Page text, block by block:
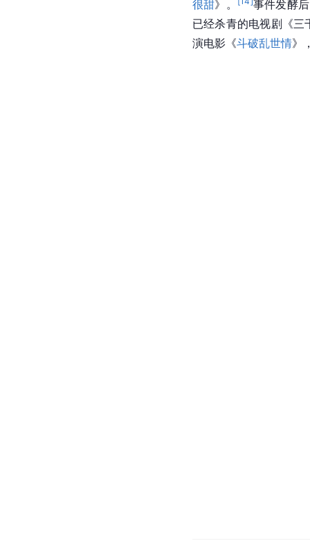
很甜》。
事件发酵
已经杀青的电视剧《三
演电影《斗破乱世情》